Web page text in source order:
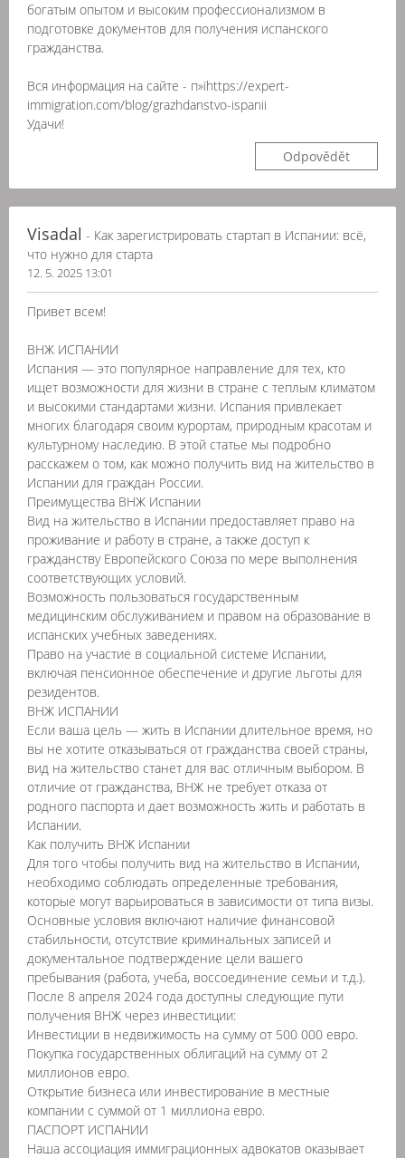
богатым опытом и высоким профессионализмом в
подготовке документов для получения испанского
гражданства.
Вся информация на сайте - п»їhttps://expert-
immigration.com/blog/grazhdanstvo-ispanii
Удачи!
Odpovědět
Visadal - Как зарегистрировать стартап в Испании: всё,
что нужно для старта
12. 5. 2025 13:01
Привет всем!
ВНЖ ИСПАНИИ
Испания — это популярное направление для тех, кто
ищет возможности для жизни в стране с теплым климатом
и высокими стандартами жизни. Испания привлекает
многих благодаря своим курортам, природным красотам и
культурному наследию. В этой статье мы подробно
расскажем о том, как можно получить вид на жительство в
Испании для граждан России.
Преимущества ВНЖ Испании
Вид на жительство в Испании предоставляет право на
проживание и работу в стране, а также доступ к
гражданству Европейского Союза по мере выполнения
соответствующих условий.
Возможность пользоваться государственным
медицинским обслуживанием и правом на образование в
испанских учебных заведениях.
Право на участие в социальной системе Испании,
включая пенсионное обеспечение и другие льготы для
резидентов.
ВНЖ ИСПАНИИ
Если ваша цель — жить в Испании длительное время, но
вы не хотите отказываться от гражданства своей страны,
вид на жительство станет для вас отличным выбором. В
отличие от гражданства, ВНЖ не требует отказа от
родного паспорта и дает возможность жить и работать в
Испании.
Как получить ВНЖ Испании
Для того чтобы получить вид на жительство в Испании,
необходимо соблюдать определенные требования,
которые могут варьироваться в зависимости от типа визы.
Основные условия включают наличие финансовой
стабильности, отсутствие криминальных записей и
документальное подтверждение цели вашего
пребывания (работа, учеба, воссоединение семьи и т.д.).
После 8 апреля 2024 года доступны следующие пути
получения ВНЖ через инвестиции:
Инвестиции в недвижимость на сумму от 500 000 евро.
Покупка государственных облигаций на сумму от 2
миллионов евро.
Открытие бизнеса или инвестирование в местные
компании с суммой от 1 миллиона евро.
ПАСПОРТ ИСПАНИИ
Наша ассоциация иммиграционных адвокатов оказывает